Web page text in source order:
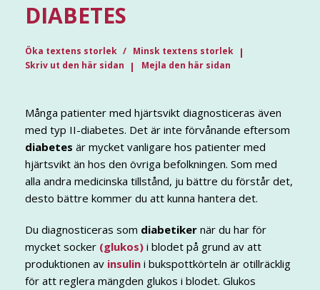
DIABETES
Öka textens storlek
Minsk textens storlek
Skriv ut den här sidan
Mejla den här sidan
Många patienter med hjärtsvikt diagnosticeras även
med typ II-diabetes. Det är inte förvånande eftersom
diabetes är mycket vanligare hos patienter med
hjärtsvikt än hos den övriga befolkningen. Som med
alla andra medicinska tillstånd, ju bättre du förstår det,
desto bättre kommer du att kunna hantera det.
Du diagnosticeras som diabetiker när du har för
mycket socker (glukos) i blodet på grund av att
produktionen av insulin i bukspottkörteln är otillräcklig
för att reglera mängden glukos i blodet. Glukos